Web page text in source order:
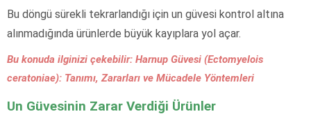
Bu döngü sürekli tekrarlandığı için un güvesi kontrol altına
alınmadığında ürünlerde büyük kayıplara yol açar.
Bu konuda ilginizi çekebilir: Harnup Güvesi (Ectomyelois
ceratoniae): Tanımı, Zararları ve Mücadele Yöntemleri
Un Güvesinin Zarar Verdiği Ürünler